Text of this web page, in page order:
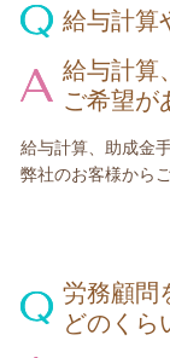
給与計算
給与計算
ご希望が
給与計算、助成金
弊社のお客様から
労務顧問
どのくら